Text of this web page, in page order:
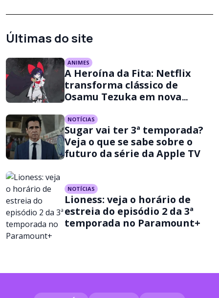
Últimas do site
ANIMES
A Heroína da Fita: Netflix
transforma clássico de
Osamu Tezuka em nova
NOTÍCIAS
Sugar vai ter 3ª temporada?
Veja o que se sabe sobre o
futuro da série da Apple TV
NOTÍCIAS
Lioness: veja o horário de
estreia do episódio 2 da 3ª
temporada no Paramount+